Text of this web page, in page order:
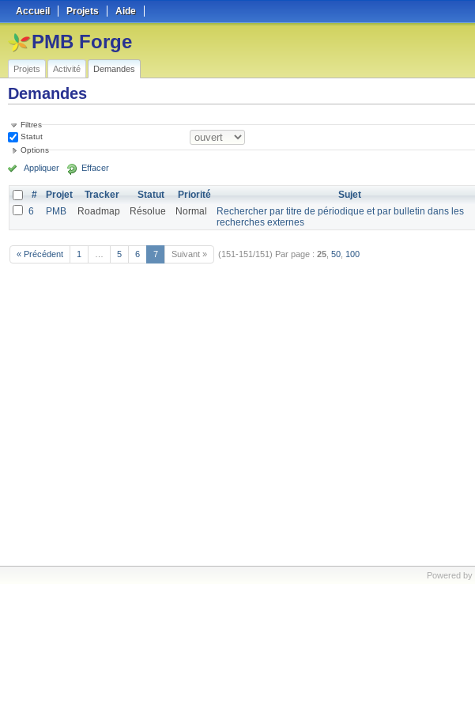
Accueil Projets Aide
PMB Forge
Projets Activité Demandes
Demandes
Filtres
Statut
Options
Appliquer Effacer
# Projet Tracker Statut Priorité Sujet
6
PMB Roadmap Résolue Normal
Rechercher par titre de périodique et par bulletin dans les
recherches externes
« Précédent 1 5 6 7 Suivant » (151-151/151) Par page : 25 50 100
Powered by